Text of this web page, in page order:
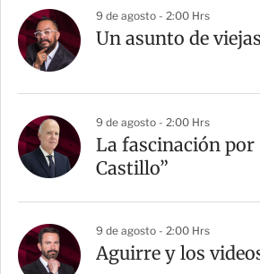
9 de agosto - 2:00 Hrs
Un asunto de
9 de agosto - 2:00 Hrs
La fascinación por
Castillo”
9 de agosto - 2:00 Hrs
Aguirre y los